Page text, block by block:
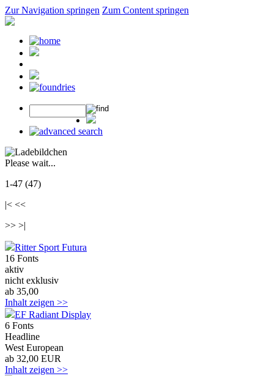
Zur Navigation springen Zum Content springen
Please wait...
1-47 (47)
|< <<
>> >|
Ritter Sport Futura
16 Fonts
aktiv
nicht exklusiv
ab 35,00
Inhalt zeigen >>
EF Radiant Display
6 Fonts
Headline
West European
ab 32,00 EUR
Inhalt zeigen >>